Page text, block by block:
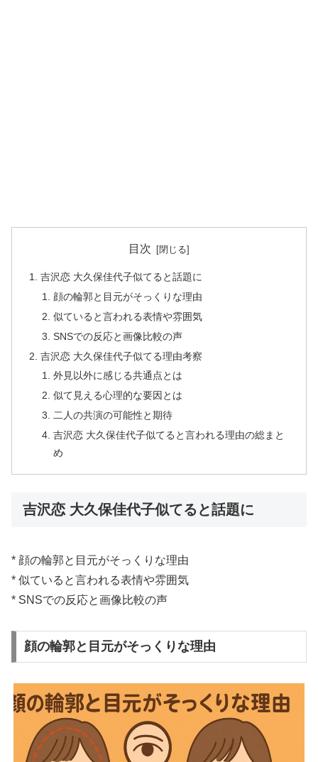
目次
吉沢恋 大久保佳代子似てると話題に
顔の輪郭と目元がそっくりな理由
似ていると言われる表情や雰囲気
SNSでの反応と画像比較の声
吉沢恋 大久保佳代子似てる理由考察
外見以外に感じる共通点とは
似て見える心理的な要因とは
二人の共演の可能性と期待
吉沢恋 大久保佳代子似てると言われる理由の総まと
め
吉沢恋 大久保佳代子似てると話題に
* 顔の輪郭と目元がそっくりな理由
* 似ていると言われる表情や雰囲気
* SNSでの反応と画像比較の声
顔の輪郭と目元がそっくりな理由